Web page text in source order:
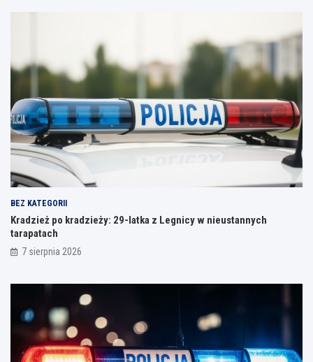
BEZ KATEGORII
Kradzież po kradzieży: 29-latka z Legnicy w nieustannych
tarapatach
7 sierpnia 2026